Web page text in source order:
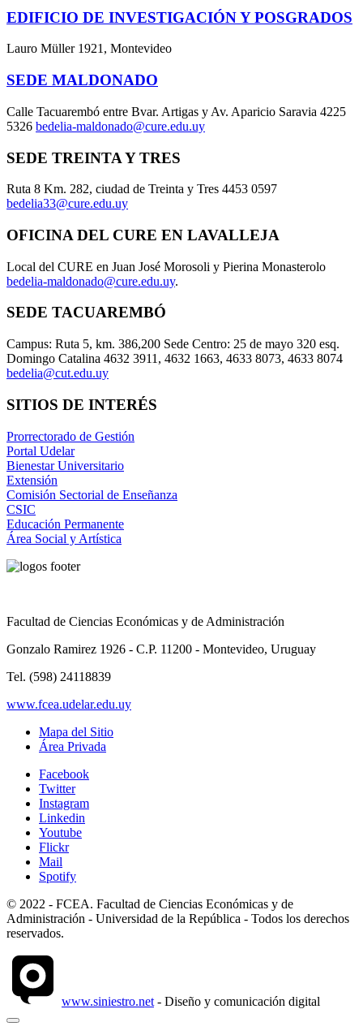
EDIFICIO DE INVESTIGACIÓN Y POSGRADOS
Lauro Müller 1921, Montevideo
SEDE MALDONADO
Calle Tacuarembó entre Bvar. Artigas y Av. Aparicio Saravia 4225
5326 bedelia-maldonado@cure.edu.uy
SEDE TREINTA Y TRES
Ruta 8 Km. 282, ciudad de Treinta y Tres 4453 0597
bedelia33@cure.edu.uy
OFICINA DEL CURE EN LAVALLEJA
Local del CURE en Juan José Morosoli y Pierina Monasterolo
bedelia-maldonado@cure.edu.uy.
SEDE TACUAREMBÓ
Campus: Ruta 5, km. 386,200 Sede Centro: 25 de mayo 320 esq.
Domingo Catalina 4632 3911, 4632 1663, 4633 8073, 4633 8074
bedelia@cut.edu.uy
SITIOS DE INTERÉS
Prorrectorado de Gestión
Portal Udelar
Bienestar Universitario
Extensión
Comisión Sectorial de Enseñanza
CSIC
Educación Permanente
Área Social y Artística
Facultad de Ciencias Económicas y de Administración
Gonzalo Ramirez 1926 - C.P. 11200 - Montevideo, Uruguay
Tel. (598) 24118839
www.fcea.udelar.edu.uy
Mapa del Sitio
Área Privada
Facebook
Twitter
Instagram
Linkedin
Youtube
Flickr
Mail
Spotify
© 2022 - FCEA. Facultad de Ciencias Económicas y de
Administración - Universidad de la República - Todos los derechos
reservados.
www.siniestro.net - Diseño y comunicación digital